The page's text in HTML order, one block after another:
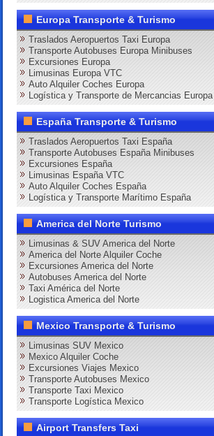
Europa Transporte & Turismo
Traslados Aeropuertos Taxi Europa
Transporte Autobuses Europa Minibuses
Excursiones Europa
Limusinas Europa VTC
Auto Alquiler Coches Europa
Logística y Transporte de Mercancias Europa
España Transporte & Turismo
Traslados Aeropuertos Taxi España
Transporte Autobuses España Minibuses
Excursiones España
Limusinas España VTC
Auto Alquiler Coches España
Logística y Transporte Marítimo España
America del Norte Turismo
Limusinas & SUV America del Norte
America del Norte Alquiler Coche
Excursiones America del Norte
Autobuses America del Norte
Taxi América del Norte
Logistica America del Norte
Mexico Transporte & Turismo
Limusinas SUV Mexico
Mexico Alquiler Coche
Excursiones Viajes Mexico
Transporte Autobuses Mexico
Transporte Taxi Mexico
Transporte Logística Mexico
Airport Transfers Taxi